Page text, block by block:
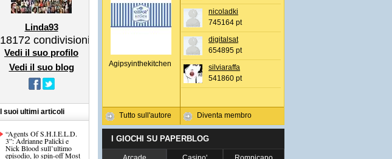
Linda93
18172 condivisioni
Vedi il suo profilo
Vedi il suo blog
I suoi ultimi articoli
“Agents Of S.H.I.E.L.D.
3”: Adrianne Palicki e
Nick Blood sull’ultimo
episodio, lo spin-off Most
Agipsyinthekitchen
Tutto sull'autore
nicoladki
745164 pt
digitalsat
654895 pt
silviaraffa
541860 pt
Diventa membro
I GIOCHI SU PAPERBLOG